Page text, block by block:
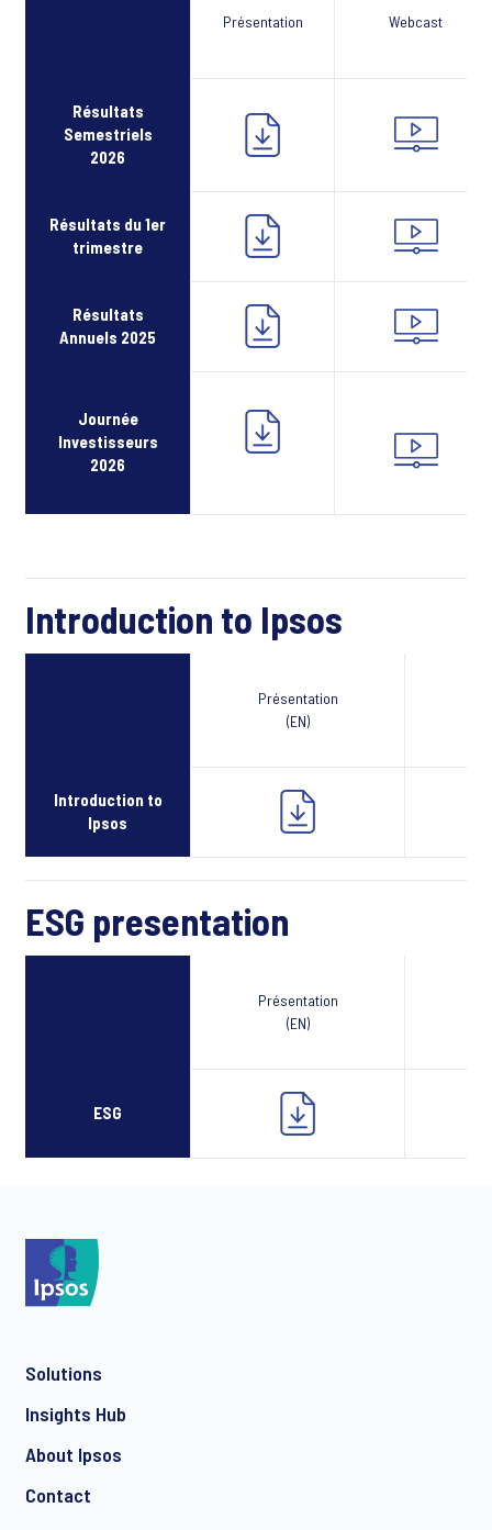
Présentation Webcast
Résultats
Semestriels
2026
Résultats du 1er
trimestre
Résultats
Annuels 2025
Journée
Investisseurs
2026
Introduction to Ipsos
Présentation
(EN)
Introduction to
Ipsos
ESG presentation
Présentation
(EN)
ESG
Solutions
Insights Hub
About Ipsos
Contact